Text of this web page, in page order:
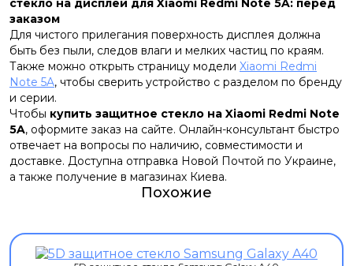
стекло на дисплей для Xiaomi Redmi Note 5A: перед
заказом
Для чистого прилегания поверхность дисплея должна
быть без пыли, следов влаги и мелких частиц по краям.
Также можно открыть страницу модели Xiaomi Redmi
Note 5A, чтобы сверить устройство с разделом по бренду
и серии.
Чтобы купить защитное стекло на Xiaomi Redmi Note
5A, оформите заказ на сайте. Онлайн-консультант быстро
отвечает на вопросы по наличию, совместимости и
доставке. Доступна отправка Новой Почтой по Украине,
а также получение в магазинах Киева.
Похожие